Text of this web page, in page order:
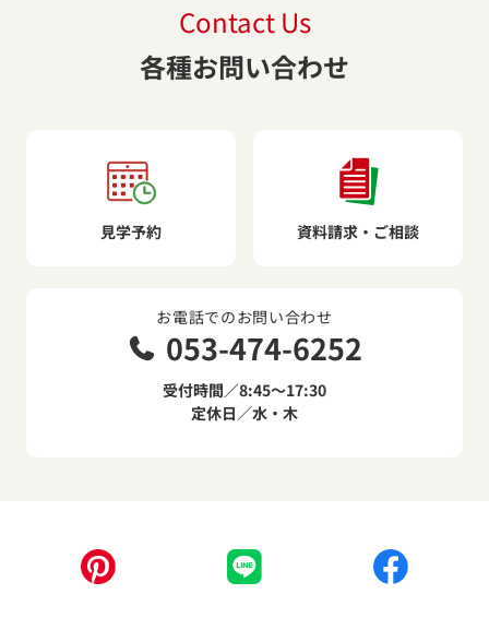
Contact Us
各種お問い合わせ
見学予約 資料請求・ご相談
お電話でのお問い合わせ
053-474-6252
受付時間／8:45～17:30
定休日／水・木